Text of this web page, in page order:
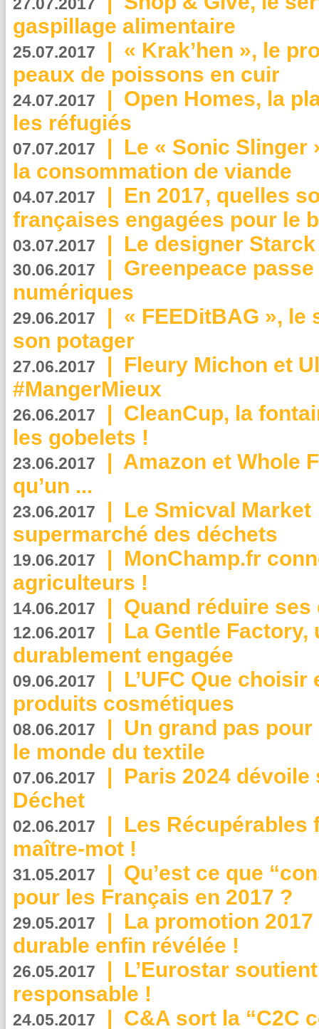
gaspillage alimentaire
25.07.2017 | « Krak’hen », le
peaux de poissons en cuir
24.07.2017 | Open Homes, la
les réfugiés
07.07.2017 | Le « Sonic Slinger
la consommation de viande
04.07.2017 | En 2017, quelles
françaises engagées pour le
03.07.2017 | Le designer
30.06.2017 | Greenpeace
numériques
29.06.2017 | « FEEDitBAG », le
son potager
27.06.2017 | Fleury Michon et
#MangerMieux
26.06.2017 | CleanCup, la
les gobelets !
23.06.2017 | Amazon et Whole
qu’un ...
23.06.2017 | Le Smicval
supermarché des déchets
19.06.2017 | MonChamp.fr
agriculteurs !
14.06.2017 | Quand réduire
12.06.2017 | La Gentle
durablement engagée
09.06.2017 | L’UFC Que
produits cosmétiques
08.06.2017 | Un grand pas
le monde du textile
07.06.2017 | Paris 2024
Déchet
02.06.2017 | Les Récupérables
maître-mot !
31.05.2017 | Qu’est ce que
pour les Français en 2017 ?
29.05.2017 | La promotion
durable enfin révélée !
26.05.2017 | L’Eurostar
responsable !
24.05.2017 | C&A sort la “C2C